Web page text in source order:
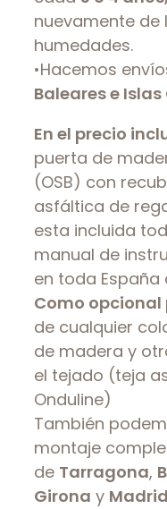
nuevamente de
humedades.
•Hacemos
Baleares e
En el precio
puerta de
(OSB) con
asfáltica de
esta incluida
manual de
en toda
Como opcional
de cualquier
de madera y
el tejado (teja
Onduline)
También
montaje
de Tarragona,
Girona y Madrid